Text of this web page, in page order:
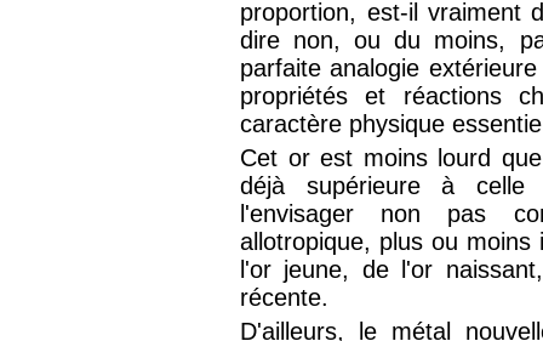
proportion, est-il vraiment
dire non, ou du moins,
parfaite analogie
propriétés et réactions
caractère physique
Cet or est moins lourd
déjà supérieure à celle
l'envisager non pas
allotropique, plus ou
l'or jeune, de l'or
récente.
D'ailleurs, le métal